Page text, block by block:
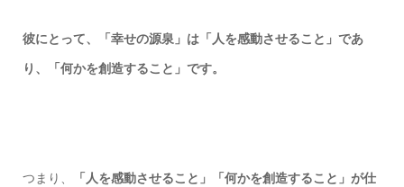
彼にとって、「幸せの源泉」は「人を感動させること」であ
り、「何かを創造すること」です。
つまり、 「人を感動させること」「何かを創造すること」が仕